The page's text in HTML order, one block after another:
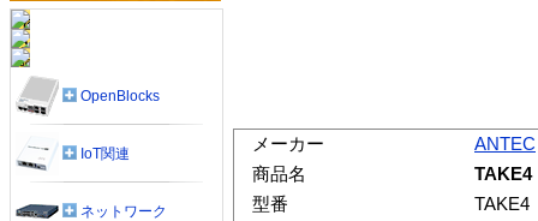
メーカー
ANTEC
商品名
TAKE4
型番
TAKE4
OpenBlocks
IoT関連
ネットワーク